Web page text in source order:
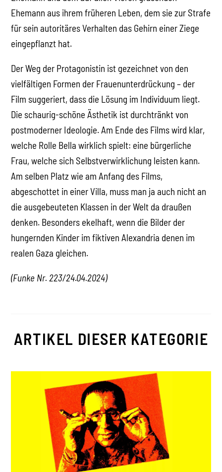
Ehemann aus ihrem früheren Leben, dem sie zur Strafe
für sein autoritäres Verhalten das Gehirn einer Ziege
eingepflanzt hat.
Der Weg der Protagonistin ist gezeichnet von den
vielfältigen Formen der Frauenunterdrückung – der
Film suggeriert, dass die Lösung im Individuum liegt.
Die schaurig-schöne Ästhetik ist durchtränkt von
postmoderner Ideologie. Am Ende des Films wird klar,
welche Rolle Bella wirklich spielt: eine bürgerliche
Frau, welche sich Selbstverwirklichung leisten kann.
Am selben Platz wie am Anfang des Films,
abgeschottet in einer Villa, muss man ja auch nicht an
die ausgebeuteten Klassen in der Welt da draußen
denken. Besonders ekelhaft, wenn die Bilder der
hungernden Kinder im fiktiven Alexandria denen im
realen Gaza gleichen.
(Funke Nr. 223/24.04.2024)
ARTIKEL DIESER KATEGORIE